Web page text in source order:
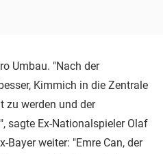
Umbau. "Nach der
Kimmich in die Zentrale
zu werden und der
sagte Ex-Nationalspieler Olaf
Bayer weiter: "Emre Can, der